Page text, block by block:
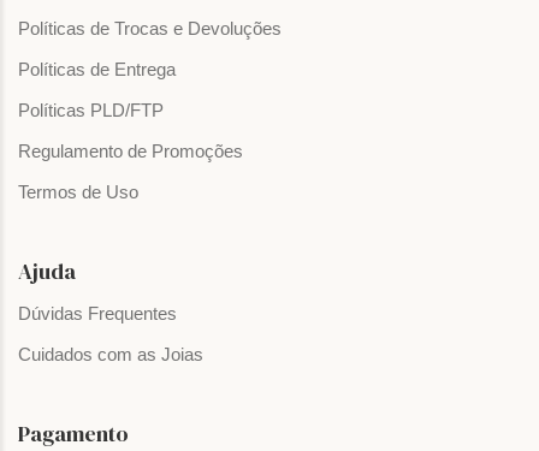
Políticas de Trocas e Devoluções
Políticas de Entrega
Políticas PLD/FTP
Regulamento de Promoções
Termos de Uso
Ajuda
Dúvidas Frequentes
Cuidados com as Joias
Pagamento